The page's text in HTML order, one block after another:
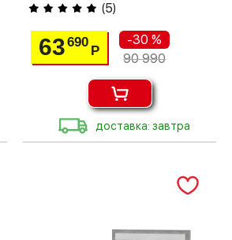
(5)
63690
Р
-30 %
90 990
доставка: завтра